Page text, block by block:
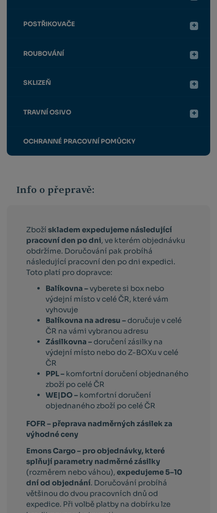
POSTŘIKOVAČE
ROUBOVÁNÍ
SKLIZEŇ
TRAVNÍ OSIVO
OCHRANNÉ PRACOVNÍ POMŮCKY
Info o přepravě:
Zbožískladem expedujeme následující
pracovní den po dni, ve kterém objednávku
obdržíme. Doručování pak probíhá
následující pracovní den po dni expedici.
Toto platí pro dopravce:
Balíkovna –vyberete si box nebo
výdejní místo v celé ČR, které vám
vyhovuje
Balíkovna na adresu – doručuje v celé
ČR na vámi vybranou adresu
Zásilkovna – doručení zásilky na
výdejní místo nebo do Z-BOXu v celé
ČR
PPL – komfortní doručení objednaného
zboží po celé ČR
WE|DO – komfortní doručení
objednaného zboží po celé ČR
FOFR – přeprava nadměrných zásilek za
výhodné ceny
Emons Cargo – pro objednávky, které
splňují parametry nadměrné zásilky
(rozměrem nebo váhou),expedujeme 5–10
dní od objednání. Doručování probíhá
většinou do dvou pracovních dnů od
expedice. Při volbě platby na dobírku lze